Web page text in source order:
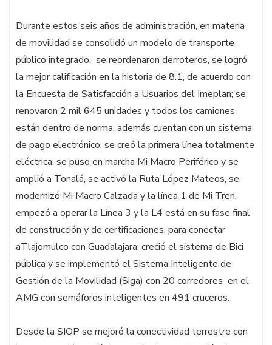
Durante estos seis años de administración, en materia
de movilidad se consolidó un modelo de transporte
público integrado, se reordenaron derroteros, se logró
la mejor calificación en la historia de 8.1, de acuerdo con
la Encuesta de Satisfacción a Usuarios del Imeplan; se
renovaron 2 mil 645 unidades y todos los camiones
están dentro de norma, además cuentan con un sistema
de pago electrónico, se creó la primera línea totalmente
eléctrica, se puso en marcha Mi Macro Periférico y se
amplió a Tonalá, se activó la Ruta López Mateos, se
modernizó Mi Macro Calzada y la línea 1 de Mi Tren,
empezó a operar la Línea 3 y la L4 está en su fase final
de construcción y de certificaciones, para conectar
aTlajomulco con Guadalajara; creció el sistema de Bici
pública y se implementó el Sistema Inteligente de
Gestión de la Movilidad (Siga) con 20 corredores en el
AMG con semáforos inteligentes en 491 cruceros.
Desde la SIOP se mejoró la conectividad terrestre con